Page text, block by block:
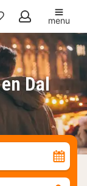
menu
Dal